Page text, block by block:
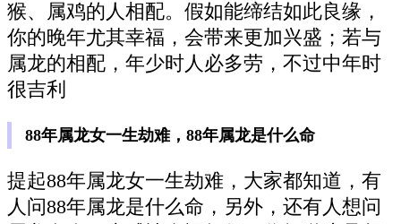
猴、属鸡的人相配。假如能缔结如此良缘，
你的晚年尤其幸福，会带来更加兴盛；若与
属龙的相配，年少时人必多劳，不过中年时
很吉利
88年属龙女一生劫难，88年属龙是什么命
提起88年属龙女一生劫难，大家都知道，有
人问88年属龙是什么命，另外，还有人想问